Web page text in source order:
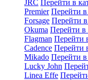
JRC Перейти в
Premier Перейти
Forsage Перейти
Okuma Перейти в
Flagman Перейти
Cadence Перейти
Mikado Перейти
Lucky John
Linea Effe